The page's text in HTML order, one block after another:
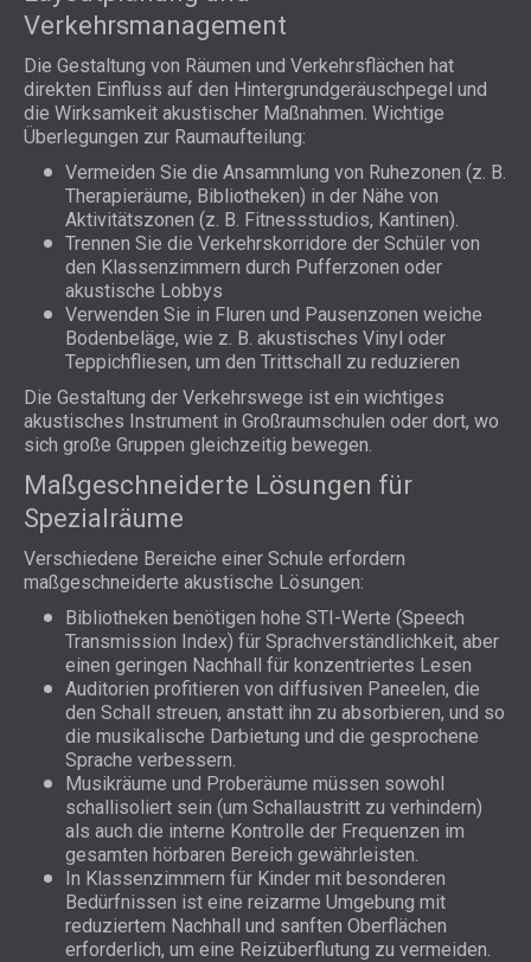
Verkehrsmanagement
Die Gestaltung von Räumen und Verkehrsflächen hat
direkten Einfluss auf den Hintergrundgeräuschpegel und
die Wirksamkeit akustischer Maßnahmen. Wichtige
Überlegungen zur Raumaufteilung:
Vermeiden Sie die Ansammlung von Ruhezonen (z. B.
Therapieräume, Bibliotheken) in der Nähe von
Aktivitätszonen (z. B. Fitnessstudios, Kantinen).
Trennen Sie die Verkehrskorridore der Schüler von
den Klassenzimmern durch Pufferzonen oder
akustische Lobbys
Verwenden Sie in Fluren und Pausenzonen weiche
Bodenbeläge, wie z. B. akustisches Vinyl oder
Teppichfliesen, um den Trittschall zu reduzieren
Die Gestaltung der Verkehrswege ist ein wichtiges
akustisches Instrument in Großraumschulen oder dort, wo
sich große Gruppen gleichzeitig bewegen.
Maßgeschneiderte Lösungen für
Spezialräume
Verschiedene Bereiche einer Schule erfordern
maßgeschneiderte akustische Lösungen:
Bibliotheken benötigen hohe STI-Werte (Speech
Transmission Index) für Sprachverständlichkeit, aber
einen geringen Nachhall für konzentriertes Lesen
Auditorien profitieren von diffusiven Paneelen, die
den Schall streuen, anstatt ihn zu absorbieren, und so
die musikalische Darbietung und die gesprochene
Sprache verbessern.
Musikräume und Proberäume müssen sowohl
schallisoliert sein (um Schallaustritt zu verhindern)
als auch die interne Kontrolle der Frequenzen im
gesamten hörbaren Bereich gewährleisten.
In Klassenzimmern für Kinder mit besonderen
Bedürfnissen ist eine reizarme Umgebung mit
reduziertem Nachhall und sanften Oberflächen
erforderlich, um eine Reizüberflutung zu vermeiden.